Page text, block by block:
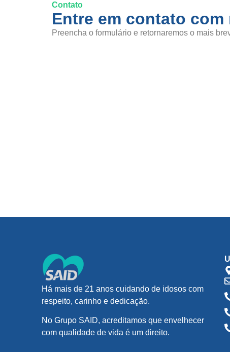
Contato
Entre em contato
Preencha o formulário e retornaremos o mais
Há mais de 21 anos cuidando de idosos com
respeito, carinho e dedicação.
No Grupo SAID, acreditamos que envelhecer
com qualidade de vida é um direito.